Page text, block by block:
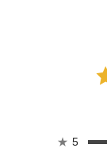
★ 5